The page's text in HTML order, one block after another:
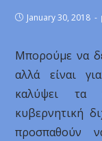
January 30, 2018
Μπορούμε να
αλλά είναι
καλύψει τα
κυβερνητική
προσπαθούν